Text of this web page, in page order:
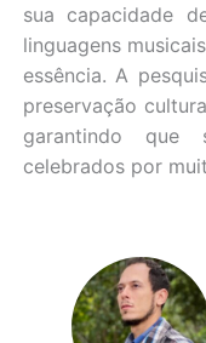
sua capacidade
linguagens
essência. A
preservação
garantindo que
celebrados por